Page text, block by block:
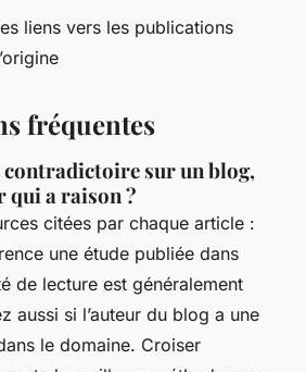
liens vers les publications
fréquentes
contradictoire sur un blog,
qui a raison ?
citées par chaque article :
une étude publiée dans
de lecture est généralement
aussi si l’auteur du blog a une
le domaine. Croiser